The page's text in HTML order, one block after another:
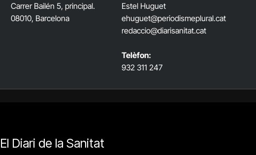
Carrer Bailén 5, principal.
08010, Barcelona
Estel Huguet
ehuguet@periodismeplural.cat
redaccio@diarisanitat.cat
Telèfon:
932 311 247